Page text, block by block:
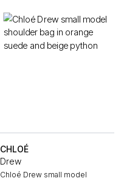
CHLOÉ
Drew
Chloé Drew small model